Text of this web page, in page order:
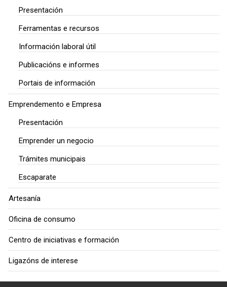
Presentación
Ferramentas e recursos
Información laboral útil
Publicacións e informes
Portais de información
Emprendemento e Empresa
Presentación
Emprender un negocio
Trámites municipais
Escaparate
Artesanía
Oficina de consumo
Centro de iniciativas e formación
Ligazóns de interese